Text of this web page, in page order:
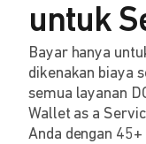
untuk
Bayar hanya
dikenakan biaya
semua layanan
Wallet as a
Anda dengan